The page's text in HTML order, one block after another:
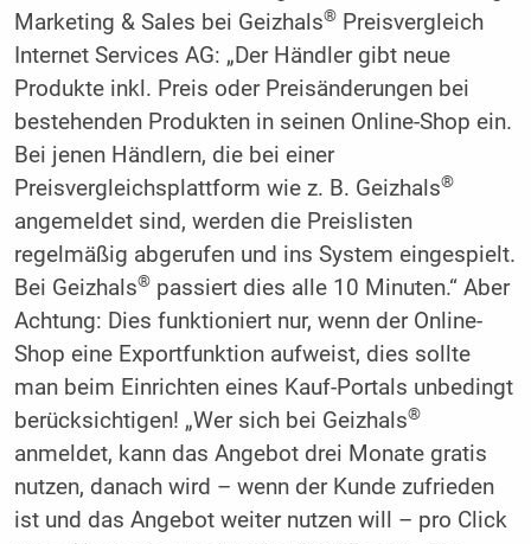
Marketing & Sales bei Geizhals®Preisvergleich
Internet Services AG: „Der Händler gibt neue
Produkte inkl. Preis oder Preisänderungen bei
bestehenden Produkten in seinen Online-Shop ein.
Bei jenen Händlern, die bei einer
Preisvergleichsplattform wie z. B. Geizhals®
angemeldet sind, werden die Preislisten
regelmäßig abgerufen und ins System eingespielt.
Bei ­Geizhals®passiert dies alle 10 Minuten.“ Aber
Achtung: Dies funktioniert nur, wenn der Online-
Shop eine Exportfunktion aufweist, dies sollte
man beim Einrichten eines Kauf-Portals unbedingt
berücksichtigen! „Wer sich bei Geizhals®
anmeldet, kann das Angebot drei Monate gratis
nutzen, danach wird – wenn der Kunde zufrieden
ist und das Angebot weiter nutzen will – pro Click